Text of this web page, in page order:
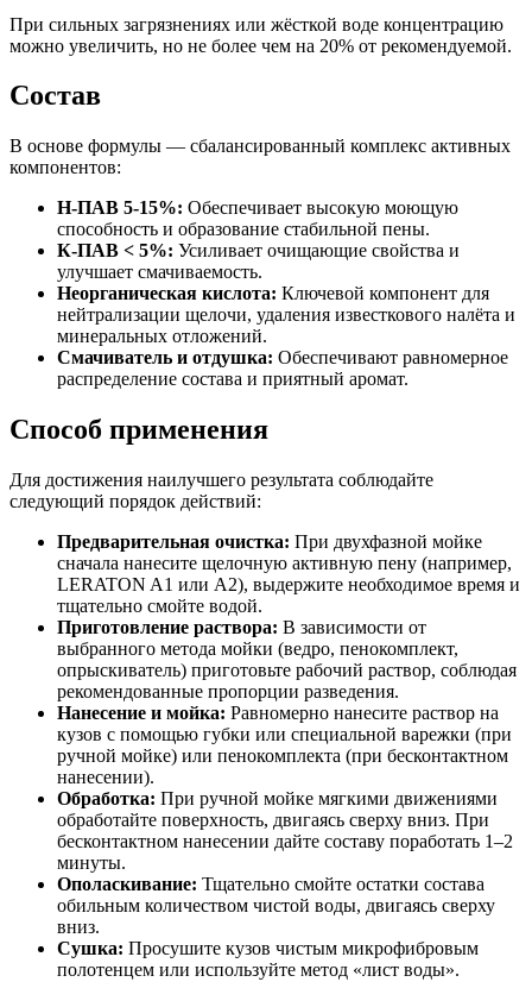
При сильных загрязнениях или жёсткой воде концентрацию
можно увеличить, но не более чем на 20% от рекомендуемой.
Состав
В основе формулы — сбалансированный комплекс активных
компонентов:
Н-ПАВ 5-15%: Обеспечивает высокую моющую
способность и образование стабильной пены.
К-ПАВ < 5%: Усиливает очищающие свойства и
улучшает смачиваемость.
Неорганическая кислота: Ключевой компонент для
нейтрализации щелочи, удаления известкового налёта и
минеральных отложений.
Смачиватель и отдушка: Обеспечивают равномерное
распределение состава и приятный аромат.
Способ применения
Для достижения наилучшего результата соблюдайте
следующий порядок действий:
Предварительная очистка: При двухфазной мойке
сначала нанесите щелочную активную пену (например,
LERATON A1 или A2), выдержите необходимое время и
тщательно смойте водой.
Приготовление раствора: В зависимости от
выбранного метода мойки (ведро, пенокомплект,
опрыскиватель) приготовьте рабочий раствор, соблюдая
рекомендованные пропорции разведения.
Нанесение и мойка: Равномерно нанесите раствор на
кузов с помощью губки или специальной варежки (при
ручной мойке) или пенокомплекта (при бесконтактном
нанесении).
Обработка: При ручной мойке мягкими движениями
обработайте поверхность, двигаясь сверху вниз. При
бесконтактном нанесении дайте составу поработать 1–2
минуты.
Ополаскивание: Тщательно смойте остатки состава
обильным количеством чистой воды, двигаясь сверху
вниз.
Сушка: Просушите кузов чистым микрофибровым
полотенцем или используйте метод «лист воды».